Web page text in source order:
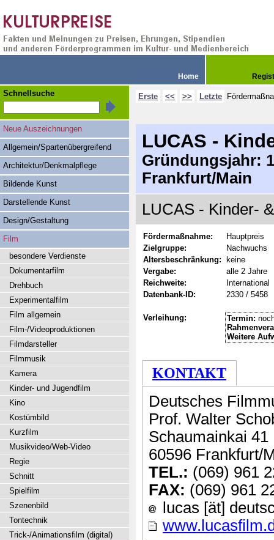
Home
Erste << >> Letzte
LUCAS -
Gründungsjahr:
Frankfurt/Main
LUCAS - Kinder-
Fördermaßnahme:
Hauptpreis
Zielgruppe:
Nachwuchs
Altersbeschränkung:
keine
Vergabe:
alle 2 Jahre
Reichweite:
International
Datenbank-ID:
2330 / 5458
Verleihung: Termin:
Weitere
KONTAKT
Deutsches
Prof. Walter
Schaumainkai 41
60596 Frankfurt/
TEL.: (069) 961
FAX: (069) 961
lucas [ät]
Schnellsuche
Neue Auszeichnungen
Allgemein/Spartenübergreifend
Architektur/Denkmalpflege
Bildende Kunst
Darstellende Kunst
Design/Gestaltung
Film
besondere Verdienste
Dokumentarfilm
Drehbuch
Experimentalfilm
Film allgemein
Film-/Videoproduktionen
Filmdarsteller
Filmmusik
Kamera
Kinder- und Jugendfilm
Kino
Kostümbild
Kurzfilm
Musikvideo/Web-Video
Regie
Schnitt
Spielfilm
Szenenbild
Tontechnik
Trick-/Animationsfilm (digital)